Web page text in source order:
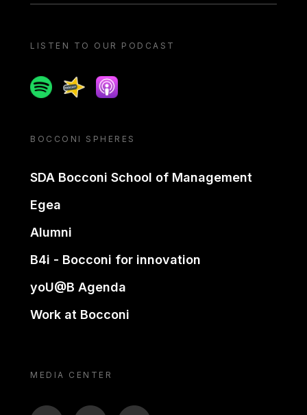
LISTEN TO OUR PODCAST
SpotifySpreakerApple podcast
BOCCONI SPHERES
SDA Bocconi School of Management
Egea
Alumni
B4i - Bocconi for innovation
yoU@B Agenda
Work at Bocconi
MEDIA CENTER